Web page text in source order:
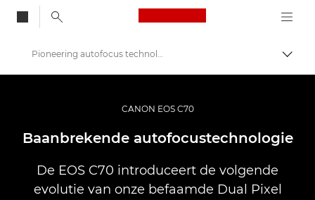
Canon Logo, back
EOS C70
Pioneering autofocus technology
CANON EOS C70
Baanbrekende autofocustechnologie
De EOS C70 introduceert de volgende
evolutie van onze befaamde Dual Pixel